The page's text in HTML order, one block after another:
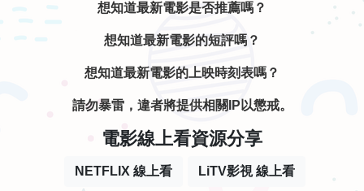
想知道最新電影是否推薦嗎？
想知道最新電影的短評嗎？
想知道最新電影的上映時刻表嗎？
請勿暴雷，違者將提供相關IP以懲戒。
電影線上看資源分享
NETFLIX 線上看 LiTV影視 線上看